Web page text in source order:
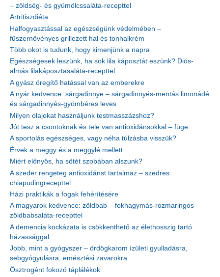
– zöldség- és gyümölcssaláta-recepttel
Artritiszdiéta
Halfogyasztással az egészségünk védelmében –
fűszernövényes grillezett hal és tonhalkrém
Több okot is tudunk, hogy kimenjünk a napra
Egészségesek leszünk, ha sok lila káposztát eszünk? Diós-
almás lilakáposztasaláta-recepttel
A gyász öregítő hatással van az emberekre
A nyár kedvence: sárgadinnye – sárgadinnyés-mentás limonádé
és sárgadinnyés-gyömbéres leves
Milyen olajokat használjunk testmasszázshoz?
Jót tesz a csontoknak és tele van antioxidánsokkal – füge
A sportolás egészséges, vagy néha túlzásba visszük?
Érvek a meggy és a meggylé mellett
Miért előnyös, ha sötét szobában alszunk?
A szeder rengeteg antioxidánst tartalmaz – szedres
chiapudingrecepttel
Házi praktikák a fogak fehérítésére
A magyarok kedvence: zöldbab – fokhagymás-rozmaringos
zöldbabsaláta-recepttel
A demencia kockázata is csökkenthető az élethosszig tartó
házassággal
Jobb, mint a gyógyszer – ördögkarom ízületi gyulladásra,
sebgyógyulásra, emésztési zavarokra
Ösztrogént fokozó táplálékok